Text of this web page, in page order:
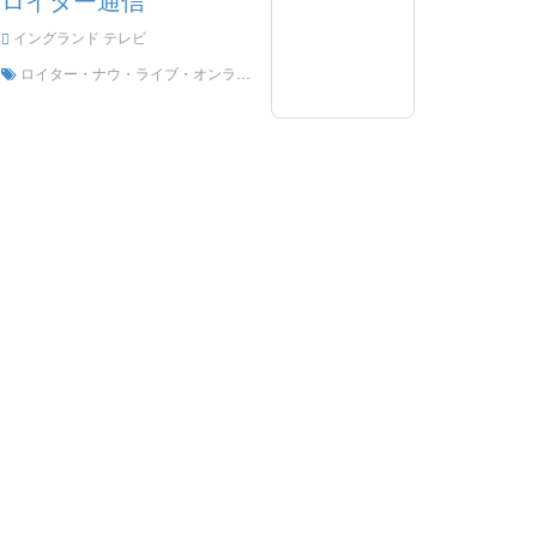
イングランド テレビ
ロイター・ナウ・ライブ・オンライン、ロイター・ナウ・HDライブ・ストリーミング、ロイター・ナウ・ウォッチ・ライブTVをイギリスから視聴する。